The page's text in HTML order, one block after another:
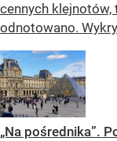
cennych
odnotowano.
„Na pośrednika”.